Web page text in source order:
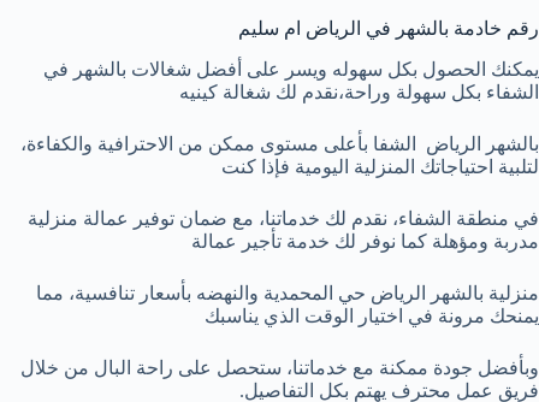
رقم خادمة بالشهر في الرياض ام سليم
يمكنك الحصول بكل سهوله ويسر على أفضل شغالات بالشهر في
الشفاء بكل سهولة وراحة،نقدم لك شغالة كينيه
بالشهر الرياض الشفا بأعلى مستوى ممكن من الاحترافية والكفاءة،
لتلبية احتياجاتك المنزلية اليومية فإذا كنت
في منطقة الشفاء، نقدم لك خدماتنا، مع ضمان توفير عمالة منزلية
مدربة ومؤهلة كما نوفر لك خدمة تأجير عمالة
منزلية بالشهر الرياض حي المحمدية والنهضه بأسعار تنافسية، مما
يمنحك مرونة في اختيار الوقت الذي يناسبك
وبأفضل جودة ممكنة مع خدماتنا، ستحصل على راحة البال من خلال
فريق عمل محترف يهتم بكل التفاصيل.